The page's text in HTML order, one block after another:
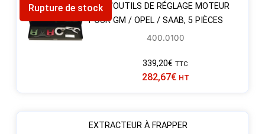
Rupture de stockJEU D’OUTILS DE RÉGLAGE MOTEUR
POUR GM / OPEL / SAAB, 5 PIÈCES
400.0100
339,20€ TTC
282,67€ HT
EXTRACTEUR À FRAPPER